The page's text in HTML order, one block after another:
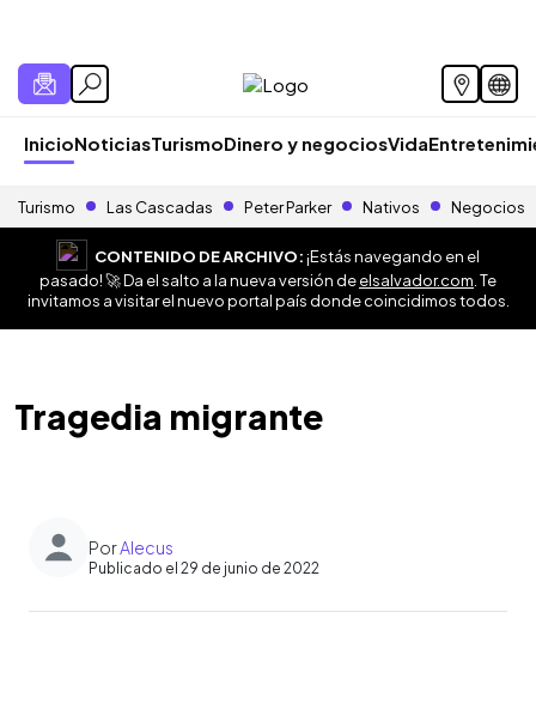
InicioNoticiasTurismoDinero y negociosVida
Turismo Las Cascadas Peter Parker Nativos Negocios
CONTENIDO DE ARCHIVO:¡Estás navegando en el
pasado! 🚀 Da el salto a la nueva versión deelsalvador.com . Te
invitamos a visitar el nuevo portal país donde coincidimos todos.
Tragedia migrante
PorAlecus
Publicado el 29 de junio de 2022